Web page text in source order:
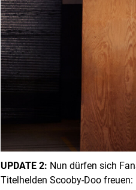
UPDATE 2: Nun dürfen sich
Titelhelden Scooby-Doo freuen: